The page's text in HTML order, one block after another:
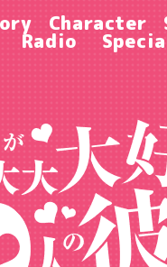
Character
Radio